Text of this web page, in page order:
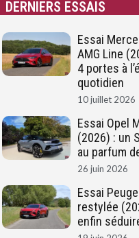
DERNIERS ESSAIS
Essai
AMG Line
4 portes à
quotidien
10 juillet 2026
Essai Opel
(2026) : un
au parfum
26 juin 2026
Essai
restylée
enfin